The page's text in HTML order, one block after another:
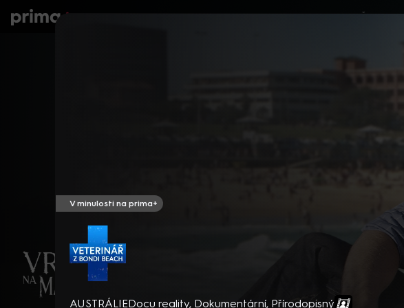
Filmy Děti Zprávy Novinky Živě
V minulosti na prima+
Veterinář z Bondi Beach
AUSTRÁLIEDocu reality, Dokumentární, Přírodopisný
prima+